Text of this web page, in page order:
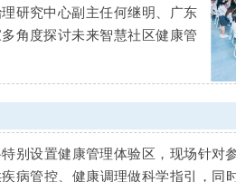
研究中心副主任何继明、广东
角度探讨未来智慧社区健康管
特别设置健康管理体验区，现场针对
病管控、健康调理做科学指引，同